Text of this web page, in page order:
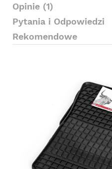
Opinie (1)
Pytania i Odpowiedzi
Rekomendowe